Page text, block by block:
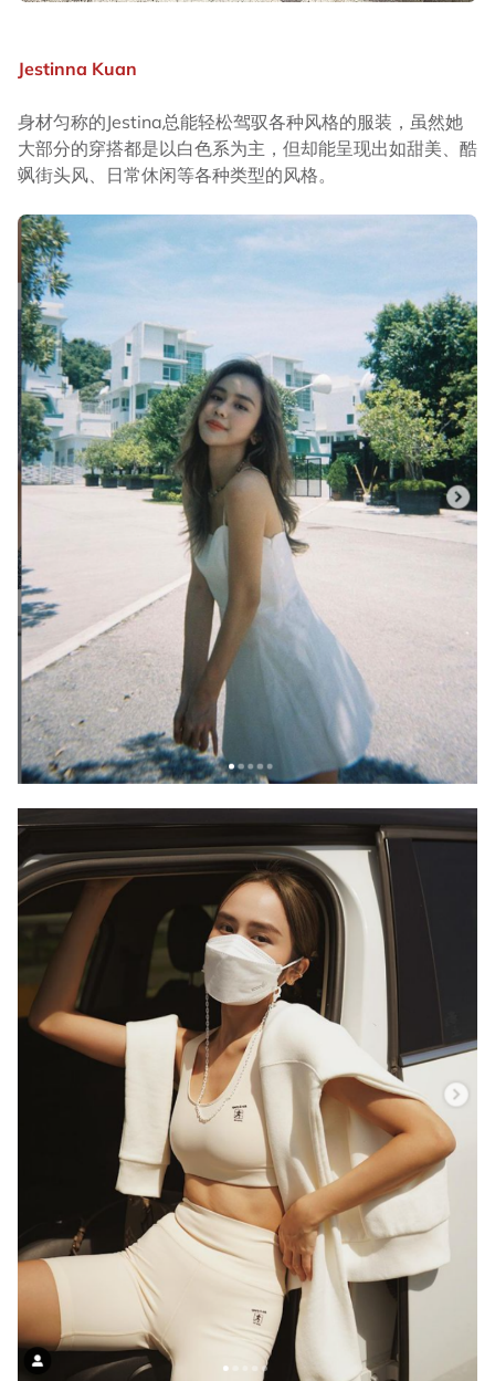
Jestinna Kuan
身材匀称的Jestina总能轻松驾驭各种风格的服装，虽然她
大部分的穿搭都是以白色系为主，但却能呈现出如甜美、酷
飒街头风、日常休闲等各种类型的风格。